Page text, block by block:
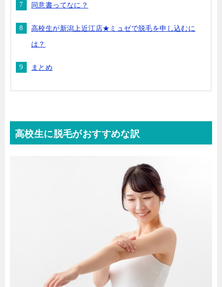
同意書ってなに？
高校生が新潟上近江店★ミュゼで脱毛を申し込むに
は？
まとめ
高校生に脱毛がおすすめな訳